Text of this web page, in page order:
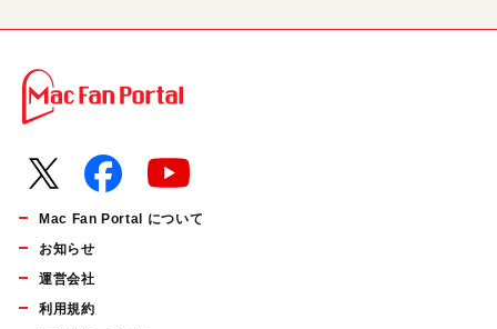
Mac Fan Portal について
お知らせ
運営会社
利用規約